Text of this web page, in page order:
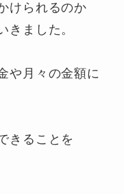
けられるのか
きました。
や月々の金額に
きることを